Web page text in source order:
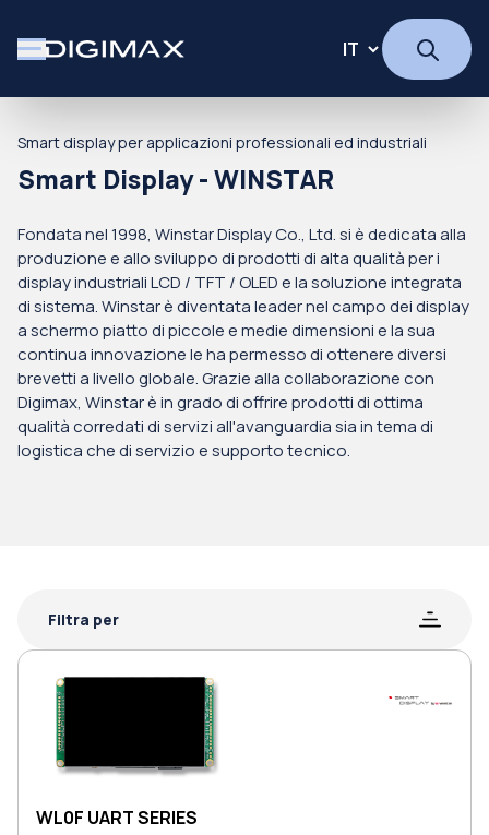
Smart display per applicazioni professionali ed industriali
Smart Display - WINSTAR
Fondata nel 1998, Winstar Display Co., Ltd. si è dedicata alla
produzione e allo sviluppo di prodotti di alta qualità per i
display industriali LCD / TFT / OLED e la soluzione integrata
di sistema. Winstar è diventata leader nel campo dei display
a schermo piatto di piccole e medie dimensioni e la sua
continua innovazione le ha permesso di ottenere diversi
brevetti a livello globale. Grazie alla collaborazione con
Digimax, Winstar è in grado di offrire prodotti di ottima
qualità corredati di servizi all'avanguardia sia in tema di
logistica che di servizio e supporto tecnico.
Filtra per
WL0F UART SERIES